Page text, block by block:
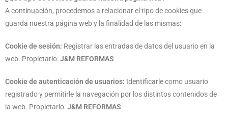
A continuación, procedemos a relacionar el tipo de cookies que
guarda nuestra página web y la finalidad de las mismas:
Cookie de sesión: Registrar las entradas de datos del usuario en la
web. Propietario:J&M REFORMAS
Cookie de autenticación de usuarios: Identificarle como usuario
registrado y permitirle la navegación por los distintos contenidos de
la web. Propietario:J&M REFORMAS